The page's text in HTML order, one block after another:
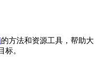
的方法和资源工具，帮助大
标。